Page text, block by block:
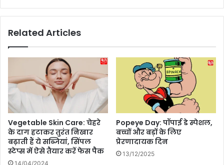
:
स
स
ब
से
खा
स
,
अ
क
बा
थ
,
ति
औ
र
ध्या
Related Articles
Vegetable Skin Care: चेहरे
के दाग हटाकर तुरंत निखार
बढ़ाती हैं ये सब्जियां, सिंपल
स्टेप्स में ऐसे तैयार करें फेस पैक
14/04/2024
Popeye Day: पॉपाई डे स्पेशल,
बच्चों और बड़ों के लिए
प्रेरणादायक दिन
13/12/2025